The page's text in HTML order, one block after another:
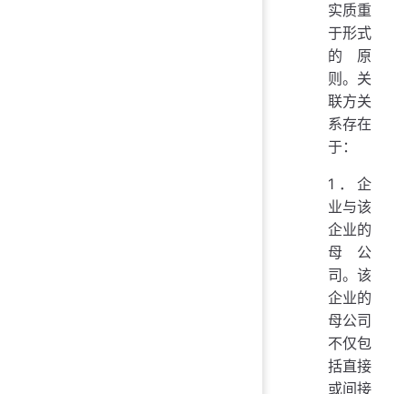
实质重
于形式
的原
则。关
联方关
系存在
于：
1．企
业与该
企业的
母公
司。该
企业的
母公司
不仅包
括直接
或间接